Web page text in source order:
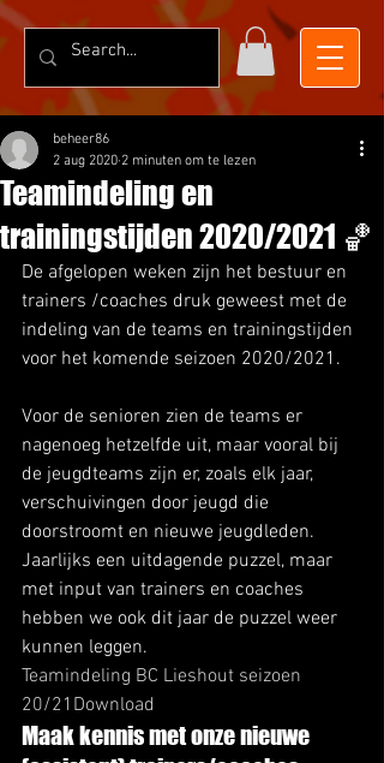
Teamindeling en
trainingstijden 2020/2021 🏀
beheer86
2 aug 2020 2 minuten om te lezen
De afgelopen weken zijn het bestuur en
trainers /coaches druk geweest met de
indeling van de teams en trainingstijden
voor het komende seizoen 2020/2021.
Voor de senioren zien de teams er
nagenoeg hetzelfde uit, maar vooral bij
de jeugdteams zijn er, zoals elk jaar,
verschuivingen door jeugd die
doorstroomt en nieuwe jeugdleden.
Jaarlijks een uitdagende puzzel, maar
met input van trainers en coaches
hebben we ook dit jaar de puzzel weer
kunnen leggen.
Teamindeling BC Lieshout seizoen
20/21 Download
Maak kennis met onze nieuwe